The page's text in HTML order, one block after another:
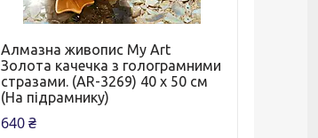
Алмазна живопис My Art
Золота качечка з голограмними
стразами. (AR-3269) 40 х 50 см
(На підрамнику)
640 ₴